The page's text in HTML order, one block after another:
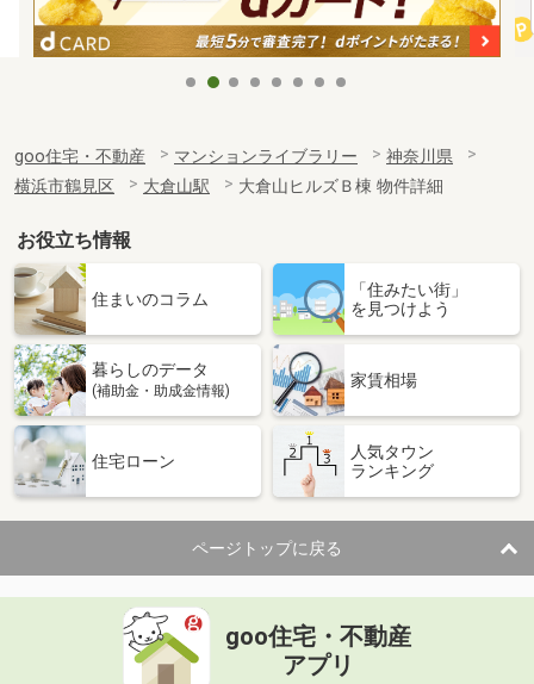
goo住宅・不動産 マンションライブラリー
神奈川県
横浜市鶴見区
大倉山駅 大倉山ヒルズＢ棟 物件詳細
お役立ち情報
住まいのコラム
「住みたい街」
を見つけよう
暮らしのデータ
(補助金・助成金情報)
家賃相場
住宅ローン
人気タウン
ランキング
ページトップに戻る
goo住宅・不動産
アプリ